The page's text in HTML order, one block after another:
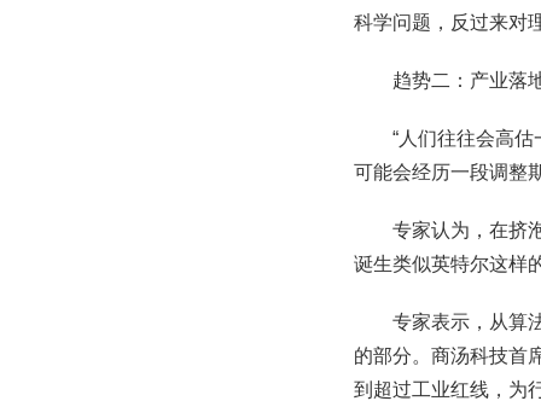
科学问题，反过来对
趋势二：产业落
“人们往往会高
可能会经历一段调整
专家认为，在挤
诞生类似英特尔这样
专家表示，从算
的部分。商汤科技首
到超过工业红线，为